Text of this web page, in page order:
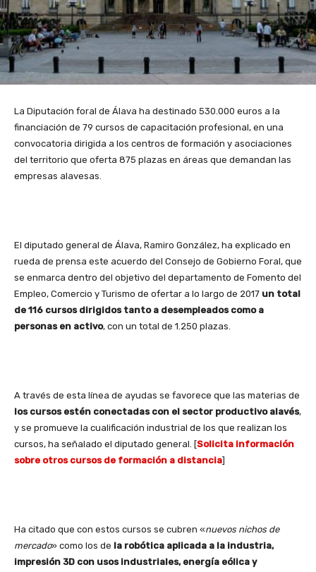
La Diputación foral de Álava ha destinado 530.000 euros a la
financiación de 79 cursos de capacitación profesional, en una
convocatoria dirigida a los centros de formación y asociaciones
del territorio que oferta 875 plazas en áreas que demandan las
empresas alavesas.
El diputado general de Álava, Ramiro González, ha explicado en
rueda de prensa este acuerdo del Consejo de Gobierno Foral, que
se enmarca dentro del objetivo del departamento de Fomento del
Empleo, Comercio y Turismo de ofertar a lo largo de 2017 un total
de 116 cursos dirigidos tanto a desempleados como a
personas en activo, con un total de 1.250 plazas.
A través de esta línea de ayudas se favorece que las materias de
los cursos estén conectadas con el sector productivo alavés,
y se promueve la cualificación industrial de los que realizan los
cursos, ha señalado el diputado general. [Solicita información
sobre otros cursos de formación a distancia]
Ha citado que con estos cursos se cubren «nuevos nichos de
mercado» como los de la robótica aplicada a la industria,
impresión 3D con usos industriales, energía eólica y